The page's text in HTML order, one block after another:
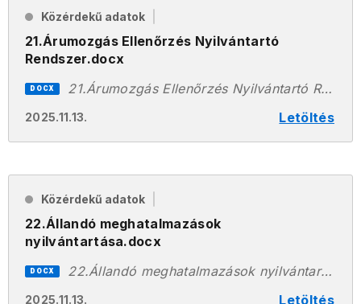
Közérdekű adatok
21.Árumozgás Ellenőrzés Nyilvántartó
Rendszer.docx
2025.11.13. Letöltés
DOCX 21.Árumozgás Ellenőrzés Nyilvántartó Rendszer.docx
Közérdekű adatok
22.Állandó meghatalmazások
nyilvántartása.docx
2025.11.13. Letöltés
DOCX 22.Állandó meghatalmazások nyilvántartása.docx